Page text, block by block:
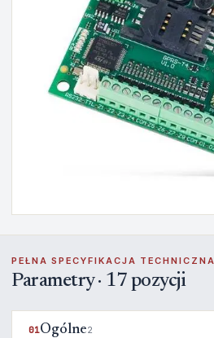
PEŁNA SPECYFIKACJA TECHNICZNA
Parametry · 17 pozycji
01Ogólne2